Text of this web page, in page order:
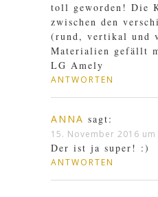
toll geworden! Die
zwischen den
(rund, vertikal und
Materialien gefällt
LG Amely
ANTWORTEN
ANNA sagt:
15. November 2016
Der ist ja super! :)
ANTWORTEN